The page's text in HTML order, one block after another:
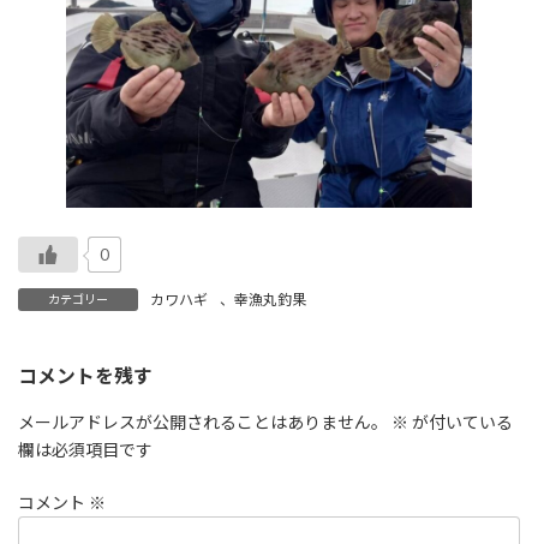
0
カテゴリー カワハギ 、 幸漁丸釣果
コメントを残す
メールアドレスが公開されることはありません。 ※ が付いている
欄は必須項目です
コメント ※